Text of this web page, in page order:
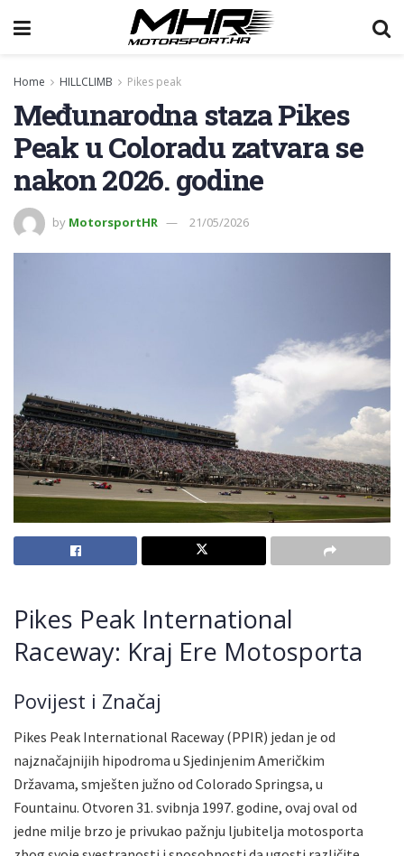
Home HILLCLIMB Pikes peak
Međunarodna staza Pikes
Peak u Coloradu zatvara se
nakon 2026. godine
by MotorsportHR 21/05/2026
Pikes Peak International
Raceway: Kraj Ere Motosporta
Povijest i Značaj
Pikes Peak International Raceway (PPIR) jedan je od
najznačajnijih hipodroma u Sjedinjenim Američkim
Državama, smješten južno od Colorado Springsa, u
Fountainu. Otvoren 31. svibnja 1997. godine, ovaj oval od
jedne milje brzo je privukao pažnju ljubitelja motosporta